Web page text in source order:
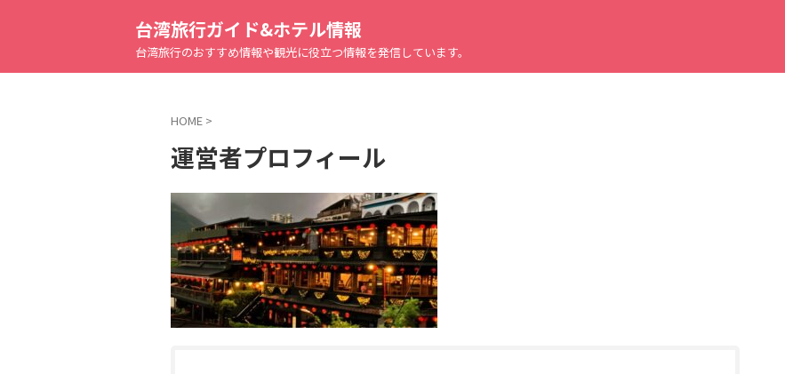
台湾旅行ガイド&ホテル情報
台湾旅行のおすすめ情報や観光に役立つ情報を発信しています。
HOME >
運営者プロフィール